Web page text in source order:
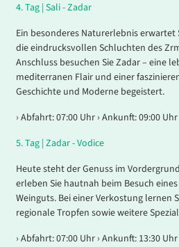
4.Tag | Sali - Zadar
Ein besonderes Naturerlebnis
die eindrucksvollen Schluchten des
Anschluss besuchen Sie Zadar – eine
mediterranen Flair und einer
Geschichte und Moderne begeistert.
› Abfahrt: 07:00 Uhr › Ankunft: 09:00 Uhr
5.Tag | Zadar - Vodice
Heute steht der Genuss im
erleben Sie hautnah beim Besuch
Weinguts. Bei einer Verkostung lernen
regionale Tropfen sowie weitere
› Abfahrt: 07:00 Uhr › Ankunft: 13:30 Uhr